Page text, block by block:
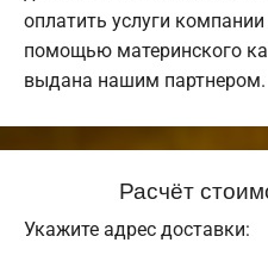
оплатить услуги
помощью материнского
выдана нашим партнером.
Расчёт
Укажите адрес доставки: